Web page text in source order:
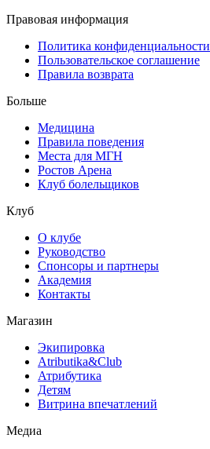
Правовая информация
Политика конфиденциальности
Пользовательское соглашение
Правила возврата
Больше
Медицина
Правила поведения
Места для МГН
Ростов Арена
Клуб болельщиков
Клуб
О клубе
Руководство
Спонсоры и партнеры
Академия
Контакты
Магазин
Экипировка
Atributika&Club
Атрибутика
Детям
Витрина впечатлений
Медиа